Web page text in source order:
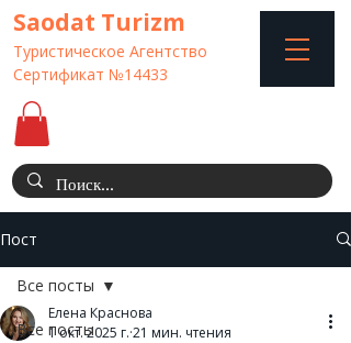
Saodat Turizm
Туристическое Агентство
Сертификат №14433
Пост
Все посты
Все посты
Елена Краснова
1 окт. 2025 г. 21 мин. чтения